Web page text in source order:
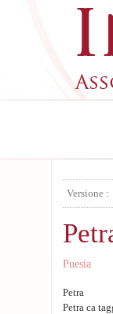
Versione :
Puesia
Petra
Petra ca